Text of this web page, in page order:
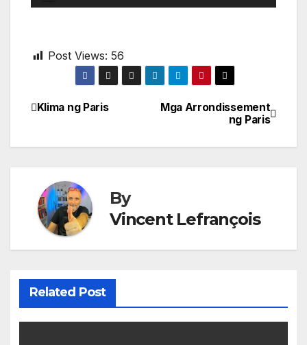
Player
Post Views: 56
Post
navigation
Mga Arrondissement
ng Paris
Klima ng Paris
By
Vincent Lefrançois
Related Post